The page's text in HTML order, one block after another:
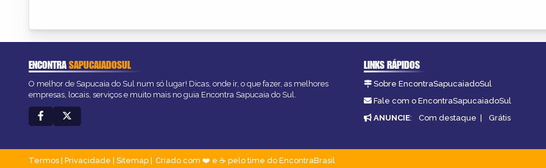
ENCONTRASAPUCAIADOSUL
O melhor de Sapucaia do Sul num só lugar! Dicas, onde ir, o que fazer, as melhores
empresas, locais, serviços e muito mais no guia Encontra Sapucaia do Sul.
LINKS RÁPIDOS
Sobre EncontraSapucaiadoSul
Fale com o EncontraSapucaiadoSul
ANUNCIE: Com destaque | Grátis
Termos Privacidade Sitemap Criado com ❤️ e ☕ pelo time do EncontraBrasil